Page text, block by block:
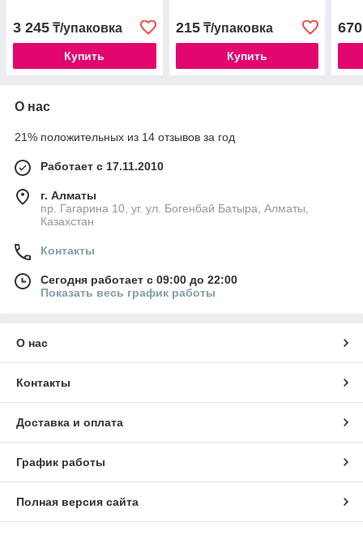
3 245 ₸/упаковка
Купить
215₸/упаковка
Купить
670
О нас
21% положительных из 14 отзывов за год
Работает с 17.11.2010
г. Алматы
пр. Гагарина 10, уг. ул. Богенбай Батыра, Алматы,
Казахстан
Контакты
Сегодня работает с 09:00 до 22:00
Показать весь график работы
О нас
Контакты
Доставка и оплата
График работы
Полная версия сайта